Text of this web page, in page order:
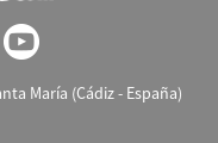
María (Cádiz - España)